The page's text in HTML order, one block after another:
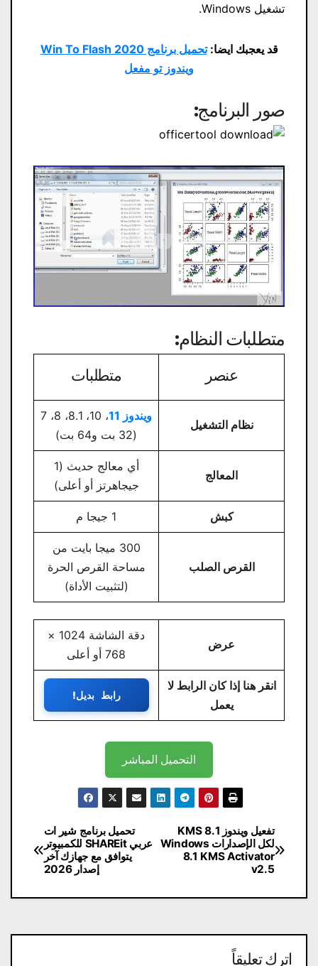
تشغيل Windows.
قد يعجبك ايضا:
تحميل برنامج Win To Flash 2020
ويندوز تو مفعل
صور البرنامج:
متطلبات النظام:
عنصر متطلبات
نظام التشغيل
ويندوز 11
، 10، 8.1، 8، 7
(32 بت و64 بت)
المعالج
أي معالج حديث (1
جيجاهرتز أو أعلى)
كبش 1 جيجا م
القرص الصلب
300 ميجا بايت من
مساحة القرص الحرة
(لتثبيت الأداة)
عرض
دقة الشاشة 1024 ×
768 أو أعلى
انقر هنا إذا كان الرابط لا
يعمل
رابط بديل!
التحميل المباشر
تصفّح
المقالات
تحميل برنامج شير ات
عربي SHAREit للكمبيوتر
يتوافق مع جهازك آخر
إصدار 2026
تفعيل ويندوز 8.1 KMS
لكل الإصدارات Windows
8.1 KMS Activator
v2.5
اترك تعليقاً